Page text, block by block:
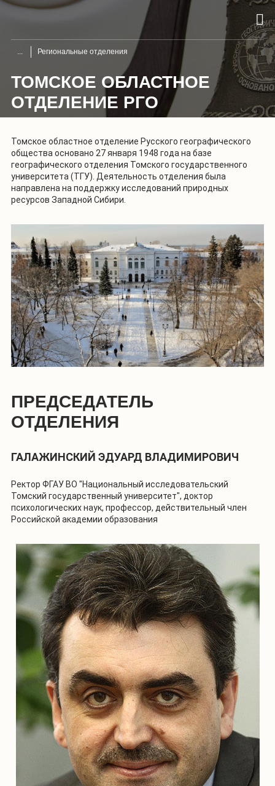
Региональные отделения
ТОМСКОЕ ОБЛАСТНОЕ
ОТДЕЛЕНИЕ РГО
Томское областное отделение Русского географического
общества основано 27 января 1948 года на базе
географического отделения Томского государственного
университета (ТГУ). Деятельность отделения была
направлена на поддержку исследований природных
ресурсов Западной Сибири.
ПРЕДСЕДАТЕЛЬ
ОТДЕЛЕНИЯ
ГАЛАЖИНСКИЙ ЭДУАРД ВЛАДИМИРОВИЧ
Ректор ФГАУ ВО "Национальный исследовательский
Томский государственный университет", доктор
психологических наук, профессор, действительный член
Российской академии образования